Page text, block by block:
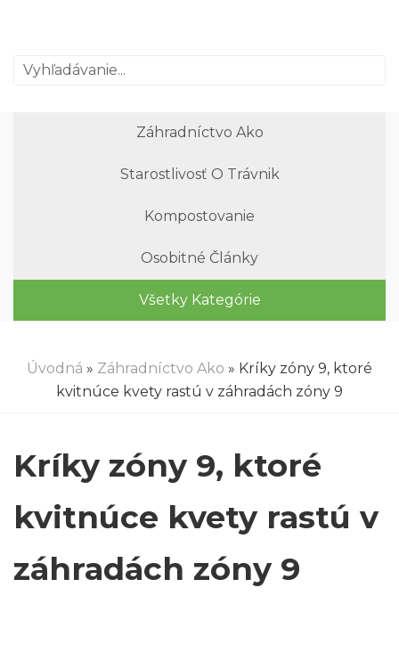
Záhradníctvo Ako
Starostlivosť O Trávnik
Kompostovanie
Osobitné Články
Všetky Kategórie
Úvodná » Záhradníctvo Ako » Kríky zóny 9, ktoré
kvitnúce kvety rastú v záhradách zóny 9
Kríky zóny 9, ktoré
kvitnúce kvety rastú v
záhradách zóny 9